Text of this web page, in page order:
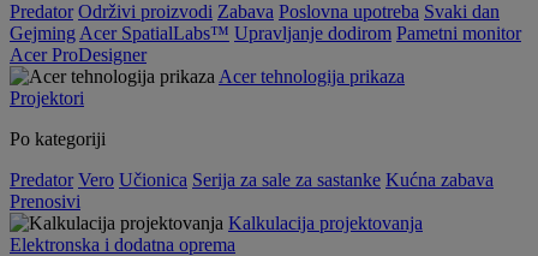
Predator Održivi proizvodi Zabava Poslovna upotreba Svaki dan
Gejming Acer SpatialLabs™ Upravljanje dodirom Pametni monitor
Acer ProDesigner
Acer tehnologija prikaza
Projektori
Po kategoriji
Predator Vero Učionica Serija za sale za sastanke Kućna zabava
Prenosivi
Kalkulacija projektovanja
Elektronska i dodatna oprema